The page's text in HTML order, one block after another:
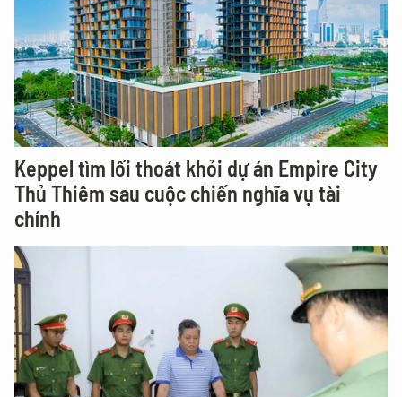
Keppel tìm lối thoát khỏi dự án Empire City
Thủ Thiêm sau cuộc chiến nghĩa vụ tài
chính